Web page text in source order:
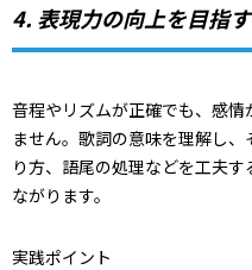
4. 表現力の向上を目指
音程やリズムが正確でも、感
ません。歌詞の意味を理解し
り方、語尾の処理などを工夫
ながります。
実践ポイント